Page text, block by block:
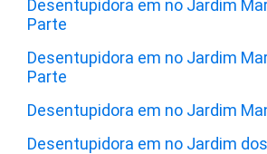
Desentupidora em no Jardim
Parte
Desentupidora em no Jardim
Parte
Desentupidora em no Jardim
Desentupidora em no Jardim